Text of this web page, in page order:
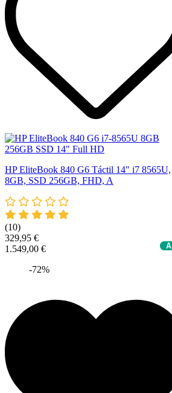
HP EliteBook 840 G6 Táctil 14" i7 8565U,
8GB, SSD 256GB, FHD, A
(10)
329,95 €
1.549,00 €
A
-72%